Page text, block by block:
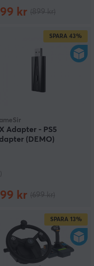
kr
SPARA 43%
Adapter - PS5
(DEMO)
kr
SPARA 13%